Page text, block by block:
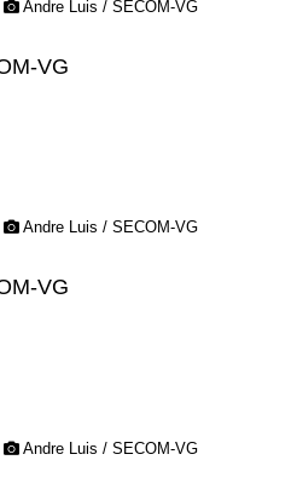
Andre Luis / SECOM-VG
Andre Luis / SECOM-VG
Andre Luis / SECOM-VG